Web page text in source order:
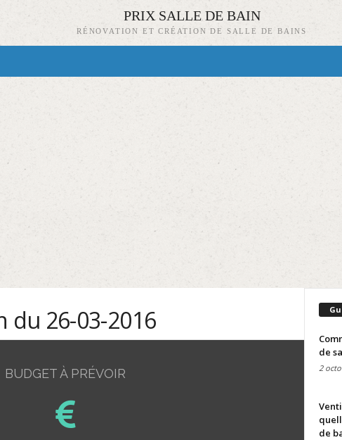
PRIX SALLE DE BAIN
RÉNOVATION ET CRÉATION DE SALLE DE BAINS
du 26-03-2016
BUDGET À PRÉVOIR
de
2
de